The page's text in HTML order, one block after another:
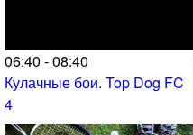
06:40 - 08:40
Кулачные бои. Top Dog FC
4